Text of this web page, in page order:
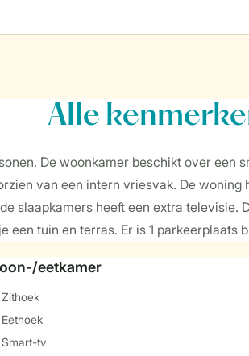
Alle
De woonkamer beschikt over
van een intern vriesvak. De
slaapkamers heeft een extra
tuin en terras. Er is 1 parkeerplaats
eetkamer
Zithoek
Eethoek
Smart-tv